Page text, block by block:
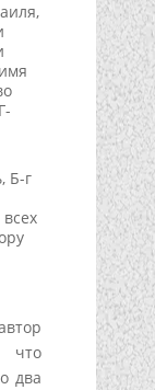
Б-г
что
два